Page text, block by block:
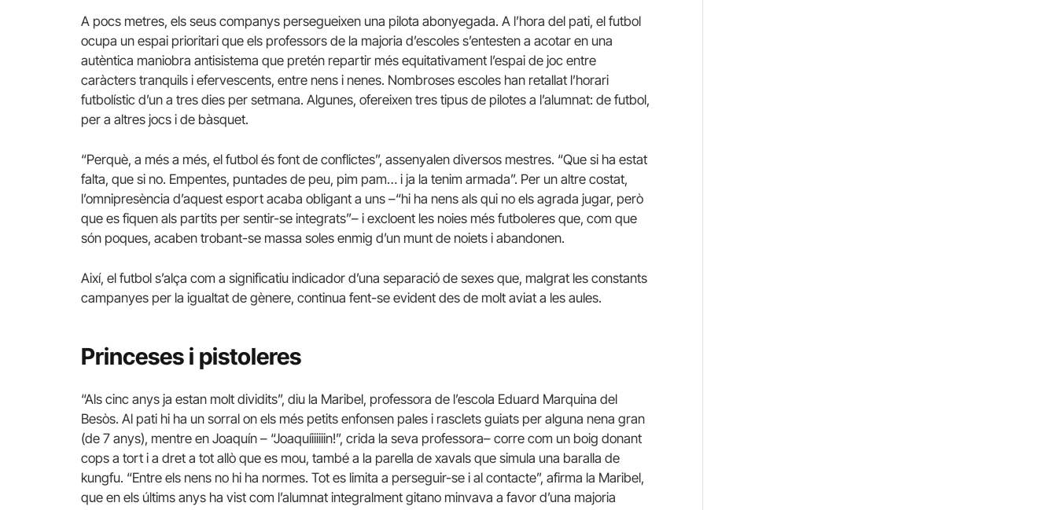
A pocs metres, els seus companys persegueixen una pilota abonyegada. A l’hora del pati, el futbol
ocupa un espai prioritari que els professors de la majoria d’escoles s’entesten a acotar en una
autèntica maniobra antisistema que pretén repartir més equitativament l’espai de joc entre
caràcters tranquils i efervescents, entre nens i nenes. Nombroses escoles han retallat l’horari
futbolístic d’un a tres dies per setmana. Algunes, ofereixen tres tipus de pilotes a l’alumnat: de futbol,
per a altres jocs i de bàsquet.
“Perquè, a més a més, el futbol és font de conflictes”, assenyalen diversos mestres. “Que si ha estat
falta, que si no. Empentes, puntades de peu, pim pam… i ja la tenim armada”. Per un altre costat,
l’omnipresència d’aquest esport acaba obligant a uns –“hi ha nens als qui no els agrada jugar, però
que es fiquen als partits per sentir-se integrats”– i excloent les noies més futboleres que, com que
són poques, acaben trobant-se massa soles enmig d’un munt de noiets i abandonen.
Així, el futbol s’alça com a significatiu indicador d’una separació de sexes que, malgrat les constants
campanyes per la igualtat de gènere, continua fent-se evident des de molt aviat a les aules.
Princeses i pistoleres
“Als cinc anys ja estan molt dividits”, diu la Maribel, professora de l’escola Eduard Marquina del
Besòs. Al pati hi ha un sorral on els més petits enfonsen pales i rasclets guiats per alguna nena gran
(de 7 anys), mentre en Joaquín – “Joaquíiiiiiin!”, crida la seva professora– corre com un boig donant
cops a tort i a dret a tot allò que es mou, també a la parella de xavals que simula una baralla de
kungfu. “Entre els nens no hi ha normes. Tot es limita a perseguir-se i al contacte”, afirma la Maribel,
que en els últims anys ha vist com l’alumnat integralment gitano minvava a favor d’una majoria